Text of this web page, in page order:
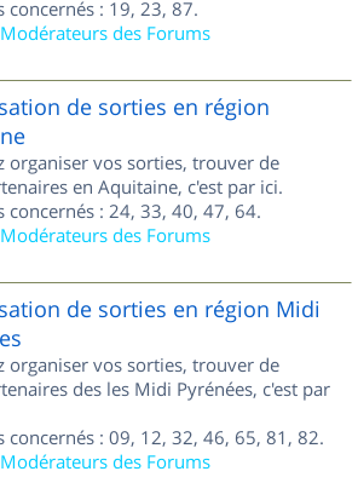
concernés : 19, 23, 87.
Modérateurs des Forums
de sorties en région
organiser vos sorties, trouver de
en Aquitaine, c'est par ici.
concernés : 24, 33, 40, 47, 64.
Modérateurs des Forums
de sorties en région Midi
organiser vos sorties, trouver de
des les Midi Pyrénées, c'est par
concernés : 09, 12, 32, 46, 65, 81, 82.
Modérateurs des Forums